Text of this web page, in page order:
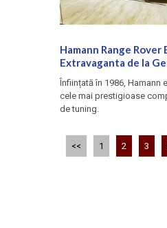
Hamann Range Rover
Extravaganta de la
Înființată în 1986, Hamann
cele mai prestigioase
de tuning.
<< 1 2 3